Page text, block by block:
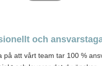
och
på att vårt team tar 100 %